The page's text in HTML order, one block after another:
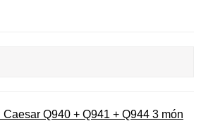
Q940 + Q941 + Q944 3 món